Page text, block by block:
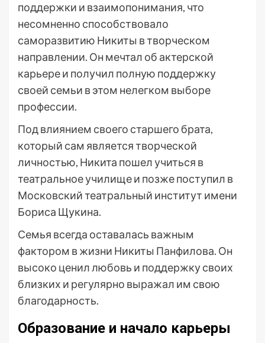
поддержки и взаимопонимания, что
несомненно способствовало
саморазвитию Никиты в творческом
направлении. Он мечтал об актерской
карьере и получил полную поддержку
своей семьи в этом нелегком выборе
профессии.
Под влиянием своего старшего брата,
который сам является творческой
личностью, Никита пошел учиться в
театральное училище и позже поступил в
Московский театральный институт имени
Бориса Щукина.
Семья всегда оставалась важным
фактором в жизни Никиты Панфилова. Он
высоко ценил любовь и поддержку своих
близких и регулярно выражал им свою
благодарность.
Образование и начало карьеры